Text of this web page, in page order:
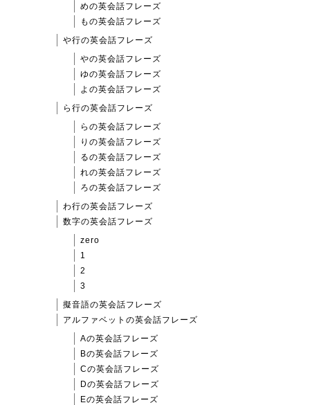
めの英会話フレーズ
もの英会話フレーズ
や行の英会話フレーズ
やの英会話フレーズ
ゆの英会話フレーズ
よの英会話フレーズ
ら行の英会話フレーズ
らの英会話フレーズ
りの英会話フレーズ
るの英会話フレーズ
れの英会話フレーズ
ろの英会話フレーズ
わ行の英会話フレーズ
数字の英会話フレーズ
zero
1
2
3
擬音語の英会話フレーズ
アルファベットの英会話フレーズ
Aの英会話フレーズ
Bの英会話フレーズ
Cの英会話フレーズ
Dの英会話フレーズ
Eの英会話フレーズ